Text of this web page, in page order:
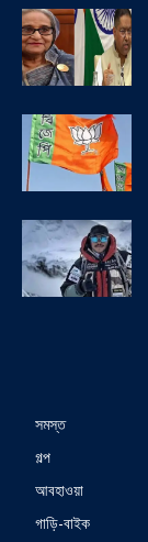
সমস্ত
গল্প
আবহাওয়া
গাড়ি-বাইক